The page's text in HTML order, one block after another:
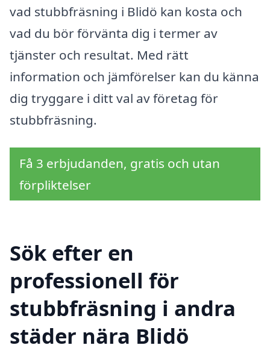
vad stubbfräsning i Blidö kan kosta och
vad du bör förvänta dig i termer av
tjänster och resultat. Med rätt
information och jämförelser kan du känna
dig tryggare i ditt val av företag för
stubbfräsning.
Få 3 erbjudanden, gratis och utan
förpliktelser
Sök efter en
professionell för
stubbfräsning i andra
städer nära Blidö